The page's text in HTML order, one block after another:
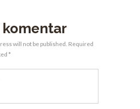
komentar
will not be published. Required
*